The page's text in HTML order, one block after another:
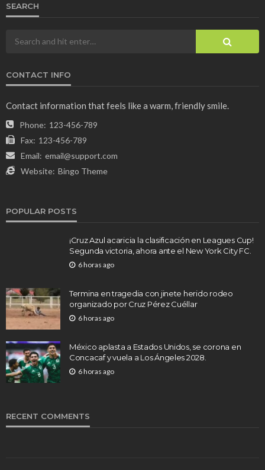
SEARCH
CONTACT INFO
Contact information that feels like a warm, friendly smile.
Phone: 123-456-789
Fax: 123-456-789
Email: email@support.com
Website: Bingo Theme
POPULAR POSTS
¡Cruz Azul acaricia la clasificación en Leagues Cup!
Segunda victoria, ahora ante el New York City FC.
6 horas ago
Termina en tragedia con jinete herido rodeo
organizado por Cruz Pérez Cuéllar
6 horas ago
México aplasta a Estados Unidos, se corona en
Concacaf y vuela a Los Ángeles 2028.
6 horas ago
RECENT COMMENTS